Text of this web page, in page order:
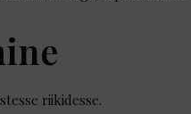
riikidesse.